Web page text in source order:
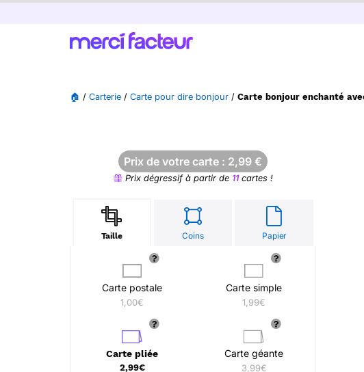
🏠 / Carterie / Carte pour dire bonjour / Carte bonjour enchanté
Prix de votre carte : 2,99 €
Prix dégressif à partir de 11cartes !
Taille Coins Papier
Carte postale
1,00€
Carte simple
1,99€
Carte pliée
2,99€
Carte géante
3,99€